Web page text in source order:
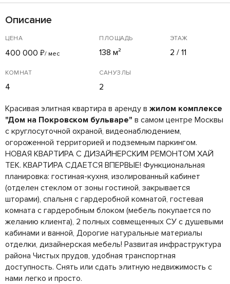
Описание
ЦЕНА
400 000 ₽/ мес
ПЛОЩАДЬ
138 м²
ЭТАЖ
2 / 11
КОМНАТ
4
САНУЗЛЫ
2
Красивая элитная квартира в аренду в жилом комплексе
"Дом на Покровском бульваре" в самом центре Москвы
с круглосуточной охраной, видеонаблюдением,
огороженной территорией и подземным паркингом.
НОВАЯ КВАРТИРА С ДИЗАЙНЕРСКИМ РЕМОНТОМ ХАЙ
ТЕК. КВАРТИРА СДАЕТСЯ ВПЕРВЫЕ! Функциональная
планировка: гостиная-кухня, изолированный кабинет
(отделен стеклом от зоны гостиной, закрывается
шторами), спальня с гардеробной комнатой, гостевая
комната с гардеробным блоком (мебель покупается по
желанию клиента), 2 полных совмещенных СУ с душевыми
кабинами и ванной, Дорогие натуральные материалы
отделки, дизайнерская мебель! Развитая инфраструктура
района Чистых прудов, удобная транспортная
доступность. Снять или сдать элитную недвижимость с
нами легко и просто.